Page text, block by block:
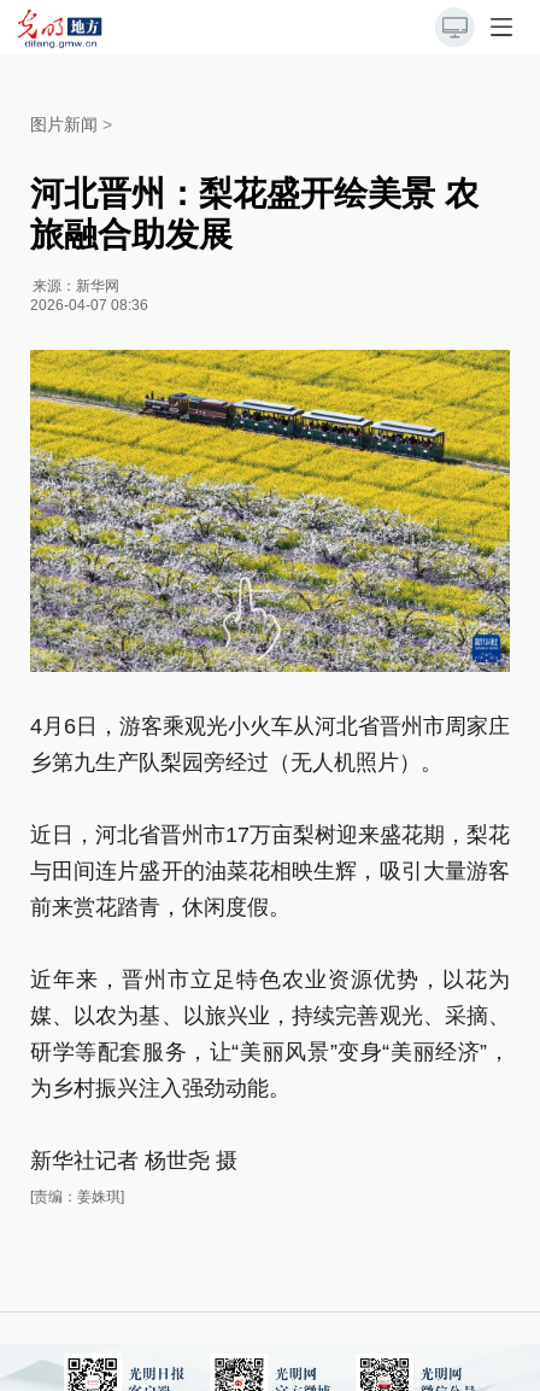
图片新闻 >
河北晋州：梨花盛开绘美景 农
旅融合助发展
来源： 新华网
2026-04-07 08:36
4月6日，游客乘观光小火车从河北省晋州市周家庄
乡第九生产队梨园旁经过（无人机照片）。
近日，河北省晋州市17万亩梨树迎来盛花期，梨花
与田间连片盛开的油菜花相映生辉，吸引大量游客
前来赏花踏青，休闲度假。
近年来，晋州市立足特色农业资源优势，以花为
媒、以农为基、以旅兴业，持续完善观光、采摘、
研学等配套服务，让“美丽风景”变身“美丽经济”，
为乡村振兴注入强劲动能。
新华社记者 杨世尧 摄
[责编：姜姝琪]